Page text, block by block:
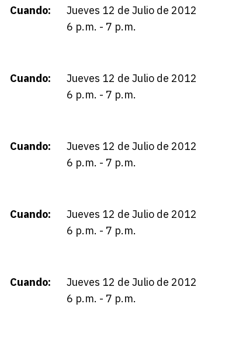
Cuando:
Jueves 12 de Julio de 2012
6 p.m. - 7 p.m.
Cuando:
Jueves 12 de Julio de 2012
6 p.m. - 7 p.m.
Cuando:
Jueves 12 de Julio de 2012
6 p.m. - 7 p.m.
Cuando:
Jueves 12 de Julio de 2012
6 p.m. - 7 p.m.
Cuando:
Jueves 12 de Julio de 2012
6 p.m. - 7 p.m.